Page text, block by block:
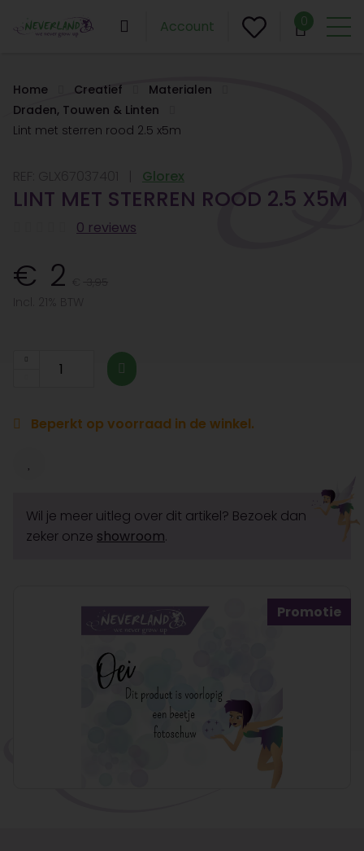
Account 0
Home Creatief
Materialen
Draden, Touwen & Linten
Lint met sterren rood 2.5 x5m
Glorex
LINT MET STERREN ROOD 2.5 X5M
0 reviews
2
Beperkt op voorraad in de winkel.
Wil je meer uitleg over dit artikel? Bezoek dan
zeker onze showroom.
Promotie